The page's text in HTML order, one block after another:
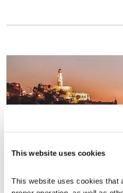
This website uses cookies
This website uses cookies that